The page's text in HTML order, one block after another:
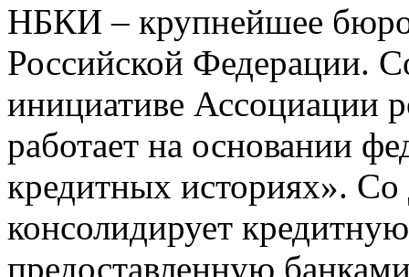
НБКИ – крупнейшее
Российской Федерации.
инициативе Ассоциации
работает на основании
кредитных историях».
консолидирует
предоставленную